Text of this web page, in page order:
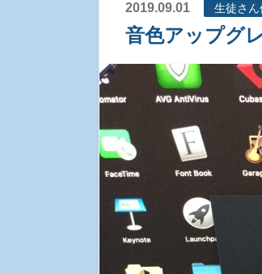
2019.09.01 生徒さ
音色アップグ